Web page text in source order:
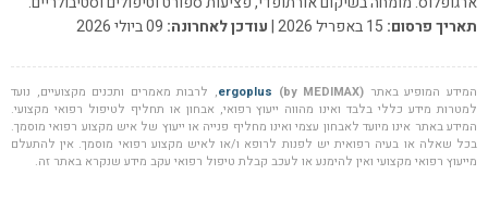
תאריך פרסום:
עודכן לאחרונה:
המידע המופיע באתר ergoplus (by MEDIMAX)
, לרבות מאמרים ותכנים מקצועיים, נועד
למטרות מידע כללי בלבד ואינו מהווה ייעוץ רפואי, אבחון או תחליף לטיפול רפואי מקצועי.
המידע באתר אינו מיועד לאבחון עצמי ואינו מחליף פנייה או ייעוץ של איש מקצוע רפואי מוסמך.
בכל שאלה או בעיה רפואית יש לפנות לרופא ו/או לאיש מקצוע רפואי מוסמך. אין להתעלם
מייעוץ רפואי מקצועי ואין להימנע או לעכב קבלת טיפול רפואי עקב מידע שנקרא באתר זה.